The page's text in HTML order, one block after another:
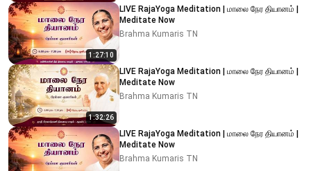
1:27:10
LIVE RajaYoga Meditation | மாலை நேர தியானம் |
Meditate Now
Brahma Kumaris TN
1:32:26
LIVE RajaYoga Meditation | மாலை நேர தியானம் |
Meditate Now
Brahma Kumaris TN
LIVE RajaYoga Meditation | மாலை நேர தியானம் |
Meditate Now
Brahma Kumaris TN